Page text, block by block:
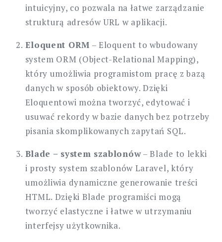
intuicyjny, co pozwala na łatwe zarządzanie
strukturą adresów URL w aplikacji.
Eloquent ORM – Eloquent to wbudowany
system ORM (Object-Relational Mapping),
który umożliwia programistom pracę z bazą
danych w sposób obiektowy. Dzięki
Eloquentowi można tworzyć, edytować i
usuwać rekordy w bazie danych bez potrzeby
pisania skomplikowanych zapytań SQL.
Blade – system szablonów– Blade to lekki
i prosty system szablonów Laravel, który
umożliwia dynamiczne generowanie treści
HTML. Dzięki Blade programiści mogą
tworzyć elastyczne i łatwe w utrzymaniu
interfejsy użytkownika.